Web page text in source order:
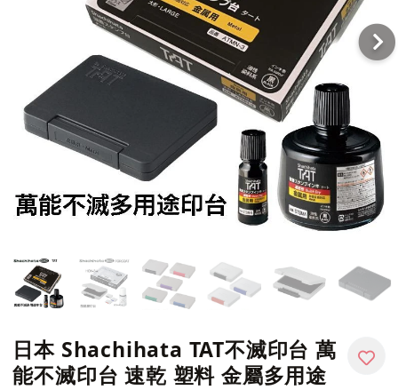
日本 Shachihata TAT不滅印台 萬
能不滅印台 速乾 塑料 金屬多用途